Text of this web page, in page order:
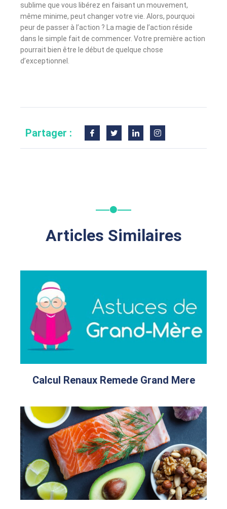
sublime que vous libérez en faisant un mouvement,
même minime, peut changer votre vie. Alors, pourquoi
peur de passer à l’action ? La magie de l’action réside
dans le simple fait de commencer. Votre première action
pourrait bien être le début de quelque chose
d’exceptionnel.
Partager :
Articles Similaires
Calcul Renaux Remede Grand Mere